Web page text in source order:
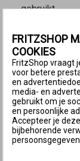
gebruikt.
Klik in de
‘Systeem’.
Klik in het
Klik op het
gebruik in
niet
FRITZ!Box
FRITZSHOP
COOKIES
FritzShop vraagt
voor betere
en
media- en
gebruikt om je
en persoonlijke
Accepteer je
bijbehorende